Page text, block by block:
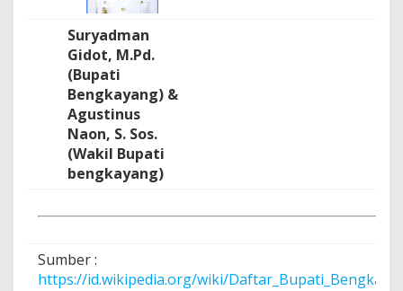
Suryadman
Gidot, M.Pd.
(Bupati
Bengkayang) &
Agustinus
Naon, S. Sos.
(Wakil Bupati
bengkayang)
Sumber :
https://id.wikipedia.org/wiki/